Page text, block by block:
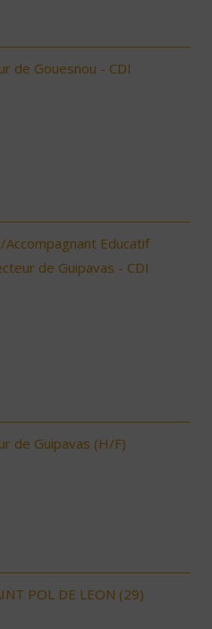
de Gouesnou - CDI
Accompagnant Educatif
de Guipavas - CDI
de Guipavas (H/F)
POL DE LEON (29)